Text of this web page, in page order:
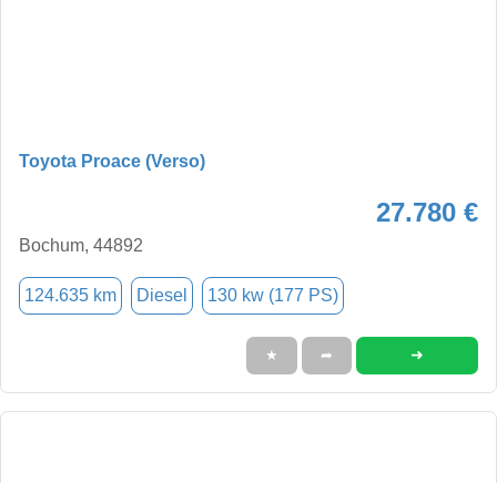
Toyota Proace (Verso)
27.780 €
Bochum, 44892
124.635 km Diesel 130 kw (177 PS)
★ ➦ ➜